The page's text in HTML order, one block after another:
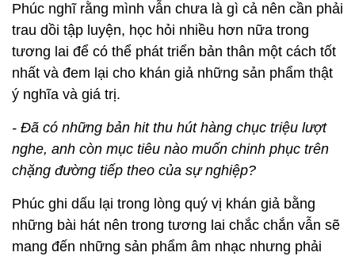
Phúc nghĩ rằng mình vẫn chưa là gì cả nên cần phải
trau dồi tập luyện, học hỏi nhiều hơn nữa trong
tương lai để có thể phát triển bản thân một cách tốt
nhất và đem lại cho khán giả những sản phẩm thật
ý nghĩa và giá trị.
- Đã có những bản hit thu hút hàng chục triệu lượt
nghe, anh còn mục tiêu nào muốn chinh phục trên
chặng đường tiếp theo của sự nghiệp?
Phúc ghi dấu lại trong lòng quý vị khán giả bằng
những bài hát nên trong tương lai chắc chắn vẫn sẽ
mang đến những sản phẩm âm nhạc nhưng phải